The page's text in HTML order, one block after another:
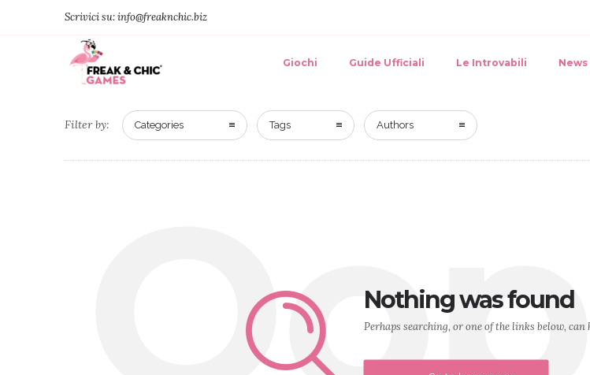
Scrivici su: info@freaknchic.biz
Giochi Guide Ufficiali Le Introvabili News
Filter by: Categories Tags Authors
Nothing was found
Perhaps searching, or one of the links below, can